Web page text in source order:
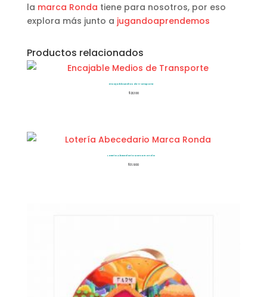
la marca Ronda tiene para nosotros, por eso
explora más junto a jugandoaprendemos
Productos relacionados
Encajable Medios de Transporte
$21.300
Lotería Abecedario Marca Ronda
$31.900